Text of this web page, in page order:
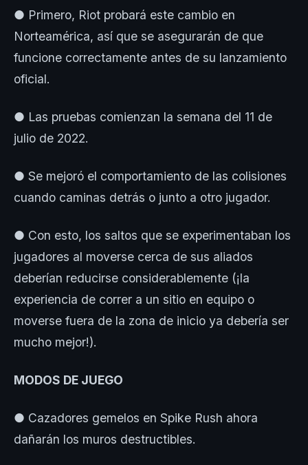
● Primero, Riot probará este cambio en
Norteamérica, así que se asegurarán de que
funcione correctamente antes de su lanzamiento
oficial.
● Las pruebas comienzan la semana del 11 de
julio de 2022.
● Se mejoró el comportamiento de las colisiones
cuando caminas detrás o junto a otro jugador.
● Con esto, los saltos que se experimentaban los
jugadores al moverse cerca de sus aliados
deberían reducirse considerablemente (¡la
experiencia de correr a un sitio en equipo o
moverse fuera de la zona de inicio ya debería ser
mucho mejor!).
MODOS DE JUEGO
● Cazadores gemelos en Spike Rush ahora
dañarán los muros destructibles.